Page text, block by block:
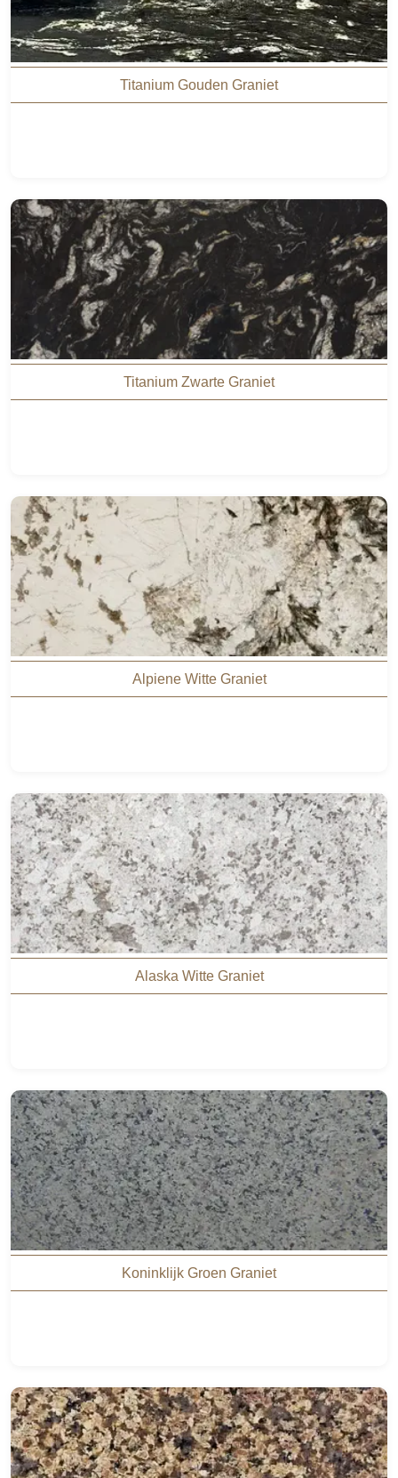
Titanium Gouden Graniet
Titanium Zwarte Graniet
Alpiene Witte Graniet
Alaska Witte Graniet
Koninklijk Groen Graniet